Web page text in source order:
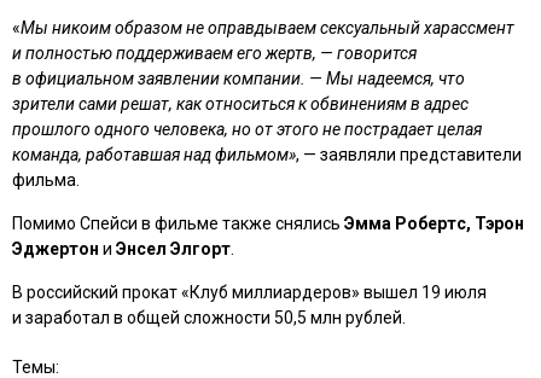
«Мы никоим образом не оправдываем сексуальный харассмент
и полностью поддерживаем его жертв, — говорится
в официальном заявлении компании. — Мы надеемся, что
зрители сами решат, как относиться к обвинениям в адрес
прошлого одного человека, но от этого не пострадает целая
команда, работавшая над фильмом», — заявляли представители
фильма.
Помимо Спейси в фильме также снялись Эмма Робертс, Тэрон
Эджертон и Энсел Элгорт
В российский прокат «Клуб миллиардеров» вышел 19 июля
и заработал в общей сложности 50,5 млн рублей.
Темы: